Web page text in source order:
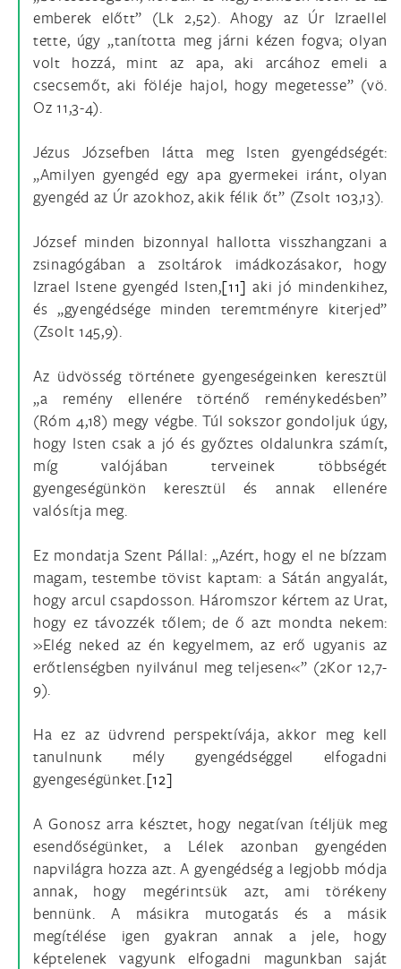
emberek előtt” (Lk 2,52). Ahogy az Úr Izraellel
tette, úgy „tanította meg járni kézen fogva; olyan
volt hozzá, mint az apa, aki arcához emeli a
csecsemőt, aki föléje hajol, hogy megetesse” (vö.
Oz 11,3-4).
Jézus Józsefben látta meg Isten gyengédségét:
„Amilyen gyengéd egy apa gyermekei iránt, olyan
gyengéd az Úr azokhoz, akik félik őt” (Zsolt 103,13).
József minden bizonnyal hallotta visszhangzani a
zsinagógában a zsoltárok imádkozásakor, hogy
Izrael Istene gyengéd Isten,[11] aki jó mindenkihez,
és „gyengédsége minden teremtményre kiterjed”
(Zsolt 145,9).
Az üdvösség története gyengeségeinken keresztül
„a remény ellenére történő reménykedésben”
(Róm 4,18) megy végbe. Túl sokszor gondoljuk úgy,
hogy Isten csak a jó és győztes oldalunkra számít,
míg valójában terveinek többségét
gyengeségünkön keresztül és annak ellenére
valósítja meg.
Ez mondatja Szent Pállal: „Azért, hogy el ne bízzam
magam, testembe tövist kaptam: a Sátán angyalát,
hogy arcul csapdosson. Háromszor kértem az Urat,
hogy ez távozzék tőlem; de ő azt mondta nekem:
»Elég neked az én kegyelmem, az erő ugyanis az
erőtlenségben nyilvánul meg teljesen«” (2Kor 12,7-
9).
Ha ez az üdvrend perspektívája, akkor meg kell
tanulnunk mély gyengédséggel elfogadni
gyengeségünket.[12]
A Gonosz arra késztet, hogy negatívan ítéljük meg
esendőségünket, a Lélek azonban gyengéden
napvilágra hozza azt. A gyengédség a legjobb módja
annak, hogy megérintsük azt, ami törékeny
bennünk. A másikra mutogatás és a másik
megítélése igen gyakran annak a jele, hogy
képtelenek vagyunk elfogadni magunkban saját